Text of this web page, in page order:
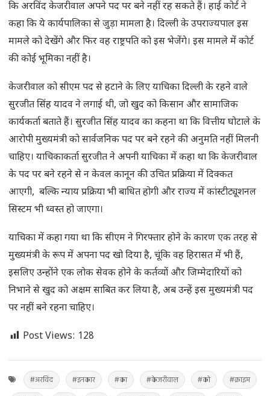
कि अरविंद केजरीवाल अपने पद पर बने नहीं रह सकते हैं। हाई कोर्ट ने
कहा कि ये कार्यपालिका से जुड़ा मामला है। दिल्ली के उपराज्यपाल इस
मामले को देखेंगे और फिर वह राष्ट्रपति को इस भेजेंगे। इस मामले में कोर्ट
की कोई भूमिका नहीं है।
केजरीवाल को सीएम पद से हटाने के लिए याचिका दिल्ली के रहने वाले
सुरजीत सिंह यादव ने लगाई थी, जो खुद को किसान और सामाजिक
कार्यकर्ता बताते हैं। सुरजीत सिंह यादव का कहना था कि वित्तीय घोटाले के
आरोपी मुख्यमंत्री को सार्वजनिक पद पर बने रहने की अनुमति नहीं मिलनी
चाहिए। याचिकाकर्ता सुरजीत ने अपनी याचिका में कहा था कि केजरीवाल
के पद पर बने रहने से न केवल कानून की उचित प्रक्रिया में दिक्कत
आएगी, बल्कि न्याय प्रक्रिया भी बाधित होगी और राज्य में कांस्टीट्यूशनल
सिस्टम भी ध्वस्त हो जाएगा।
याचिका में कहा गया था कि सीएम ने गिरफ्तार होने के कारण एक तरह से
मुख्यमंत्री के रूप में अपना पद खो दिया है, चूंकि वह हिरासत में भी हैं,
इसलिए उन्होंने एक लोक सेवक होने के कर्तव्यों और जिम्मेदारियों को
निभाने से खुद को अक्षम साबित कर लिया है, अब उन्हें इस मुख्यमंत्री पद
पर नहीं बने रहना चाहिए।
Post Views: 128
#अरविंद #इनकार #का #केजरीवाल #को #क्राइम